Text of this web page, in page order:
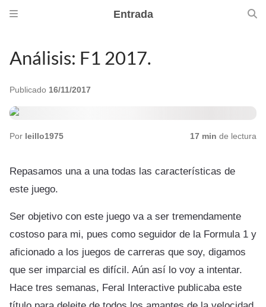
Entrada
Análisis: F1 2017.
Publicado 16/11/2017
Por leillo1975 17 min de lectura
Repasamos una a una todas las características de
este juego.
Ser objetivo con este juego va a ser tremendamente
costoso para mi, pues como seguidor de la Formula 1 y
aficionado a los juegos de carreras que soy, digamos
que ser imparcial es difícil. Aún así lo voy a intentar.
Hace tres semanas, Feral Interactive publicaba este